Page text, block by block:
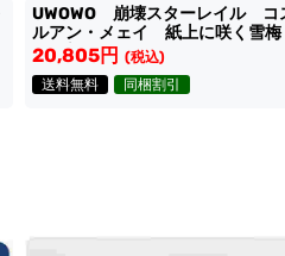
UWOWO 崩壊スターレイル
ルアン・メェイ 紙上に咲く雪
ン 新コスチューム
20,805円 (税込)
送料無料
同梱割引